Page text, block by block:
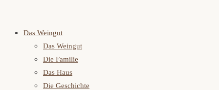
Das Weingut
Das Weingut
Die Familie
Das Haus
Die Geschichte